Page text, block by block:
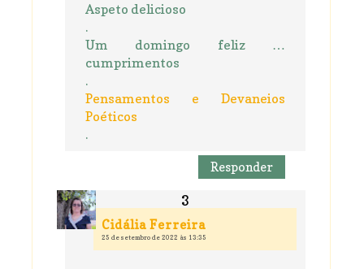
Aspeto delicioso
.
Um domingo feliz …
cumprimentos
.
Pensamentos e Devaneios
Poéticos
.
Responder
Cidália Ferreira
25 de setembro de 2022 às 13:35